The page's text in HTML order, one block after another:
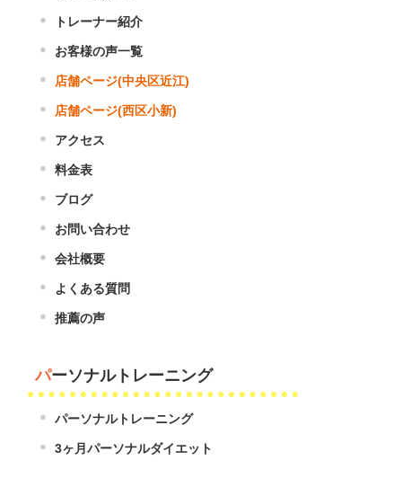
トレーナー紹介
お客様の声一覧
店舗ページ(中央区近江)
店舗ページ(西区小新)
アクセス
料金表
ブログ
お問い合わせ
会社概要
よくある質問
推薦の声
パーソナルトレーニング
パーソナルトレーニング
3ヶ月パーソナルダイエット